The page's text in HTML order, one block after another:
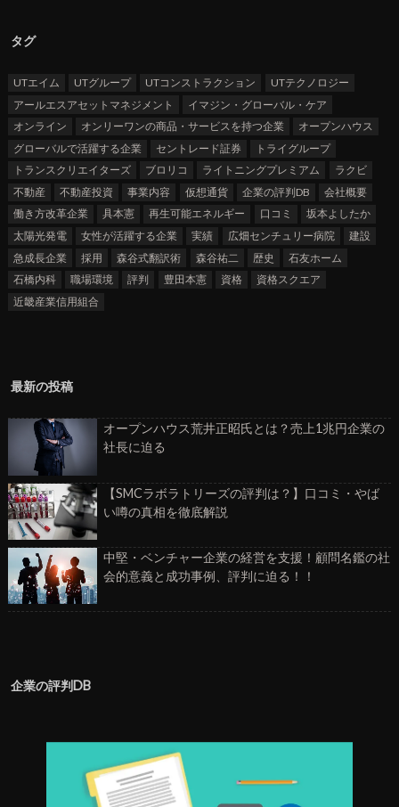
タグ
UTエイム UTグループ UTコンストラクション
UTテクノロジー
アールエスアセットマネジメント
イマジン・グローバル・ケア
オンライン
オンリーワンの商品・サービスを持つ企業
オープンハウス
グローバルで活躍する企業
セントレード証券
トライグループ
トランスクリエイターズ
ブロリコ ライトニングプレミアム
ラクビ
不動産
不動産投資 事業内容 仮想通貨 企業の評判DB
会社概要
働き方改革企業
具本憲 再生可能エネルギー 口コミ
坂本よしたか
太陽光発電
女性が活躍する企業 実績 広畑センチュリー病院
建設
急成長企業
採用 森谷式翻訳術 森谷祐二 歴史
石友ホーム
石橋内科
職場環境 評判 豊田本憲 資格
資格スクエア
近畿産業信用組合
最新の投稿
オープンハウス荒井正昭氏とは？売上1兆円企業の
社長に迫る
【SMCラボラトリーズの評判は？】口コミ・やば
い噂の真相を徹底解説
中堅・ベンチャー企業の経営を支援！顧問名鑑の社
会的意義と成功事例、評判に迫る！！
企業の評判DB